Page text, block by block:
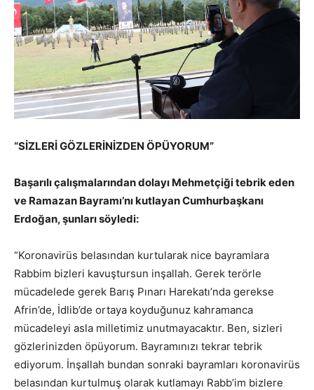
“SİZLERİ GÖZLERİNİZDEN ÖPÜYORUM”
Başarılı çalışmalarından dolayı Mehmetçiği tebrik eden
ve Ramazan Bayramı’nı kutlayan Cumhurbaşkanı
Erdoğan, şunları söyledi:
“Koronavirüs belasından kurtularak nice bayramlara
Rabbim bizleri kavuştursun inşallah. Gerek terörle
mücadelede gerek Barış Pınarı Harekatı’nda gerekse
Afrin’de, İdlib’de ortaya koyduğunuz kahramanca
mücadeleyi asla milletimiz unutmayacaktır. Ben, sizleri
gözlerinizden öpüyorum. Bayramınızı tekrar tebrik
ediyorum. İnşallah bundan sonraki bayramları koronavirüs
belasından kurtulmuş olarak kutlamayı Rabb’im bizlere